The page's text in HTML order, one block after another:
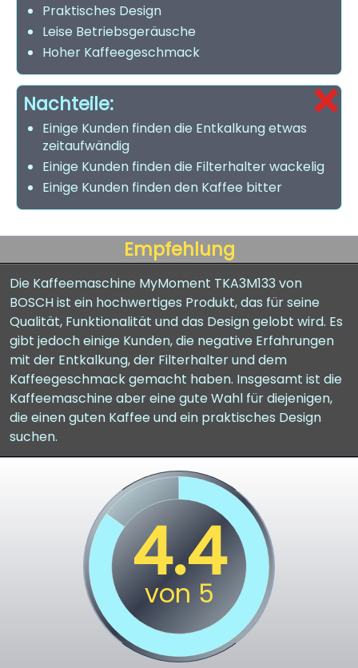
Praktisches Design
Leise Betriebsgeräusche
Hoher Kaffeegeschmack
Nachteile:
Einige Kunden finden die Entkalkung etwas
zeitaufwändig
Einige Kunden finden die Filterhalter wackelig
Einige Kunden finden den Kaffee bitter
Empfehlung
Die Kaffeemaschine MyMoment TKA3M133 von
BOSCH ist ein hochwertiges Produkt, das für seine
Qualität, Funktionalität und das Design gelobt wird. Es
gibt jedoch einige Kunden, die negative Erfahrungen
mit der Entkalkung, der Filterhalter und dem
Kaffeegeschmack gemacht haben. Insgesamt ist die
Kaffeemaschine aber eine gute Wahl für diejenigen,
die einen guten Kaffee und ein praktisches Design
suchen.